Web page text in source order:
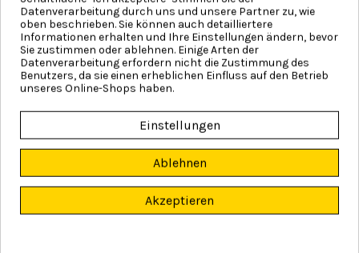
von bis zu 51 mm ist möglich, wodurch überdurchschnittliche
Wärmedämmwerte erreicht werden. Die Standardverglasung beträgt jedoch
48 mm.
Mehr Informationen >
Datenverarbeitung durch uns und unsere Partner zu, wie
oben beschrieben. Sie können auch detailliertere
Informationen erhalten und Ihre Einstellungen ändern, bevor
Sie zustimmen oder ablehnen. Einige Arten der
Datenverarbeitung erfordern nicht die Zustimmung des
Benutzers, da sie einen erheblichen Einfluss auf den Betrieb
unseres Online-Shops haben.
Einstellungen
Ablehnen
Akzeptieren